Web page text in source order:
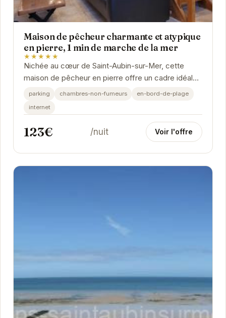
Maison de pêcheur charmante et atypique
en pierre, 1 min de marche de la mer
★★★★★
Nichée au cœur de Saint-Aubin-sur-Mer, cette
maison de pêcheur en pierre offre un cadre idéal
pour des vacances reposantes. Son
parking chambres-non-fumeurs
en-bord-de-plage
internet
123€ /nuit Voir l'offre